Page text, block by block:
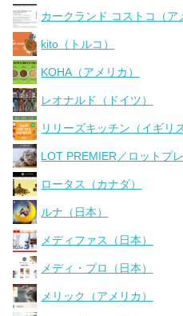
カークランド コストコ（ア
kito（トルコ）
KOHA（アメリカ）
レオナルド（ドイツ）
リリーズキッチン（イギリス
LOT PREMIER／ロットプ
ロータス（カナダ）
ルナ（日本）
メディファス（日本）
メディ・プロ（日本）
メリック（アメリカ）